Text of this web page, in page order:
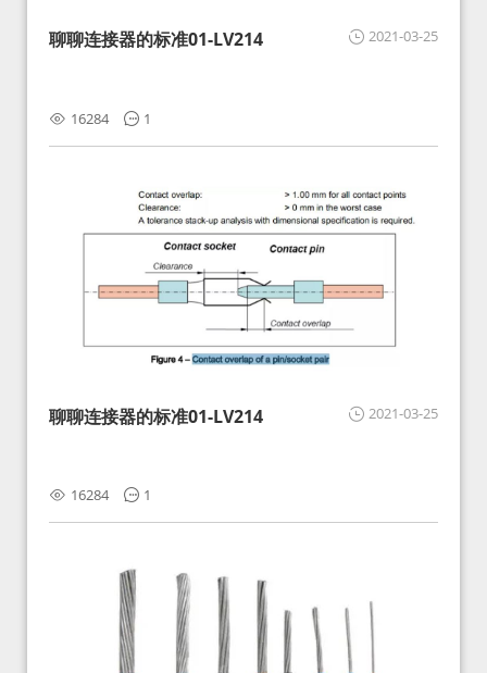
2021-03-25
聊聊连接器的标准01-LV214
16284 1
2021-03-25
聊聊连接器的标准01-LV214
16284 1